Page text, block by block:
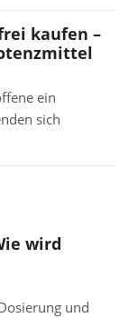
kaufen –
ein
sich
wird
und